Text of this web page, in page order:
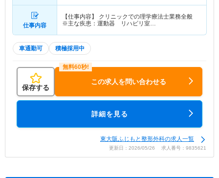
仕事内容
【仕事内容】 クリニックでの理学療法士業務全般
※主な疾患：運動器 リハビリ室…
車通勤可 積極採用中
保存する
この求人を問い合わせる
詳細を見る
東大阪ふじもと整形外科の求人一覧
更新日：2026/05/26 求人番号：9835621